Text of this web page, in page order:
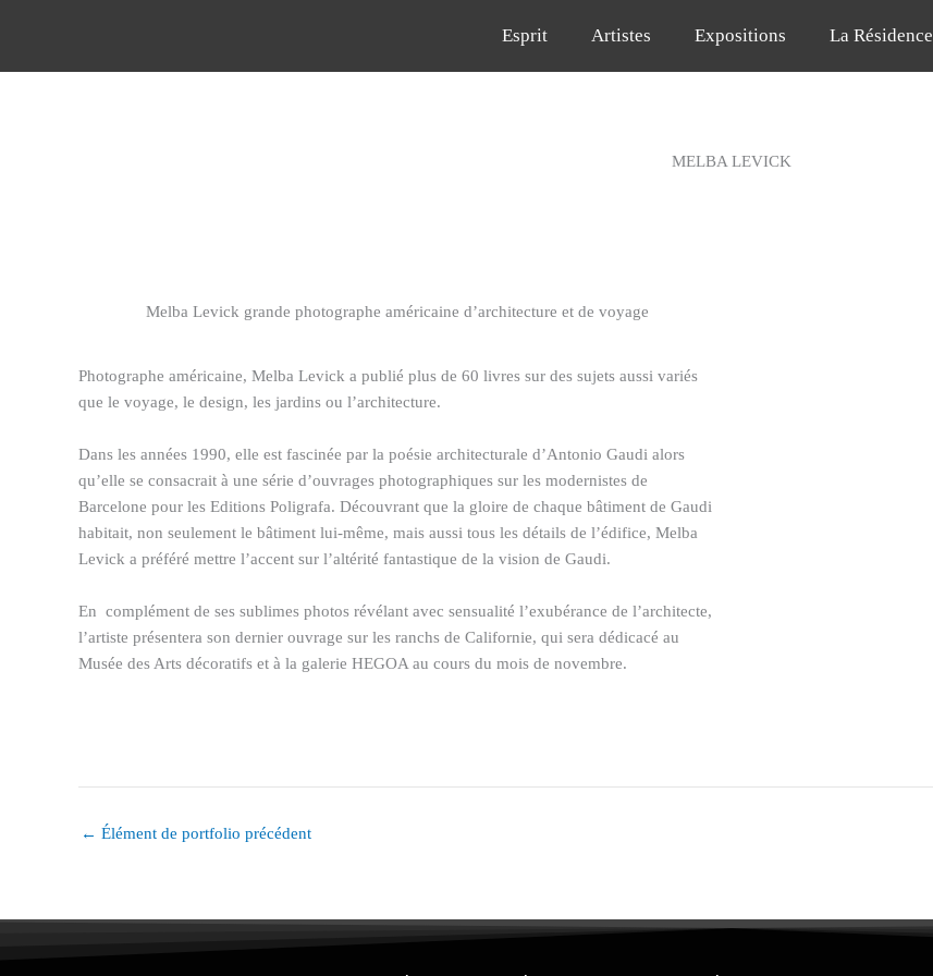
Esprit Artistes Expositions La Résidence
MELBA LEVICK
Melba Levick grande photographe américaine d’architecture et de voyage
Photographe américaine, Melba Levick a publié plus de 60 livres sur des sujets aussi variés
que le voyage, le design, les jardins ou l’architecture.
Dans les années 1990, elle est fascinée par la poésie architecturale d’Antonio Gaudi alors
qu’elle se consacrait à une série d’ouvrages photographiques sur les modernistes de
Barcelone pour les Editions Poligrafa. Découvrant que la gloire de chaque bâtiment de Gaudi
habitait, non seulement le bâtiment lui-même, mais aussi tous les détails de l’édifice, Melba
Levick a préféré mettre l’accent sur l’altérité fantastique de la vision de Gaudi.
En complément de ses sublimes photos révélant avec sensualité l’exubérance de l’architecte,
l’artiste présentera son dernier ouvrage sur les ranchs de Californie, qui sera dédicacé au
Musée des Arts décoratifs et à la galerie HEGOA au cours du mois de novembre.
← Élément de portfolio précédent